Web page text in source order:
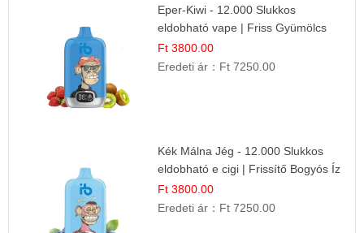
Eper-Kiwi - 12.000 Slukkos
eldobható vape | Friss Gyümölcs
Kombináció
Ft 3800.00
Eredeti ár： Ft 7250.00
Kék Málna Jég - 12.000 Slukkos
eldobható e cigi | Frissítő Bogyós Íz
Ft 3800.00
Eredeti ár： Ft 7250.00